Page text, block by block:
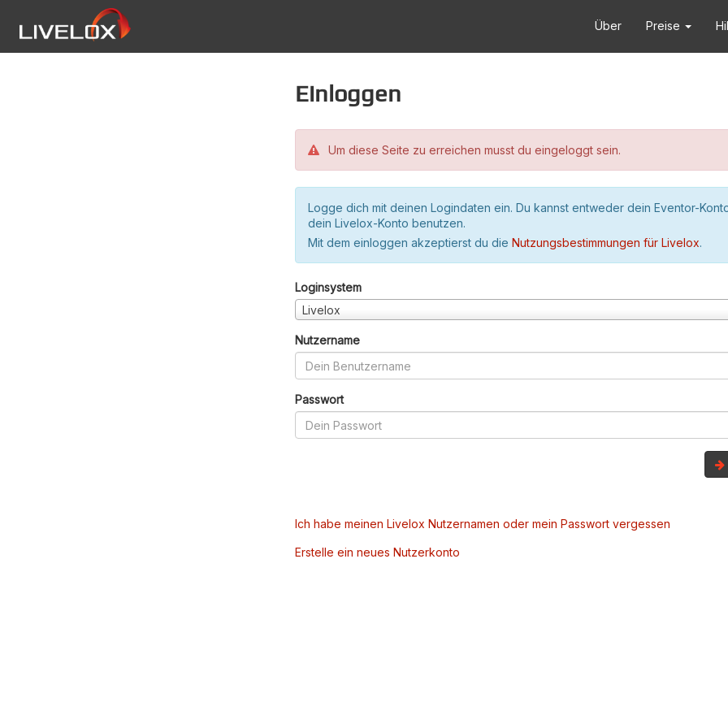
Über Preise
Einloggen
Um diese Seite zu erreichen musst du eingeloggt sein.
Logge dich mit deinen Logindaten ein. Du kannst entweder dein Eventor-
dein Livelox-Konto benutzen.
Mit dem einloggen akzeptierst du die Nutzungsbestimmungen für Livelox.
Loginsystem
Livelox
Nutzername
Passwort
Ich habe meinen Livelox Nutzernamen oder mein Passwort vergessen
Erstelle ein neues Nutzerkonto